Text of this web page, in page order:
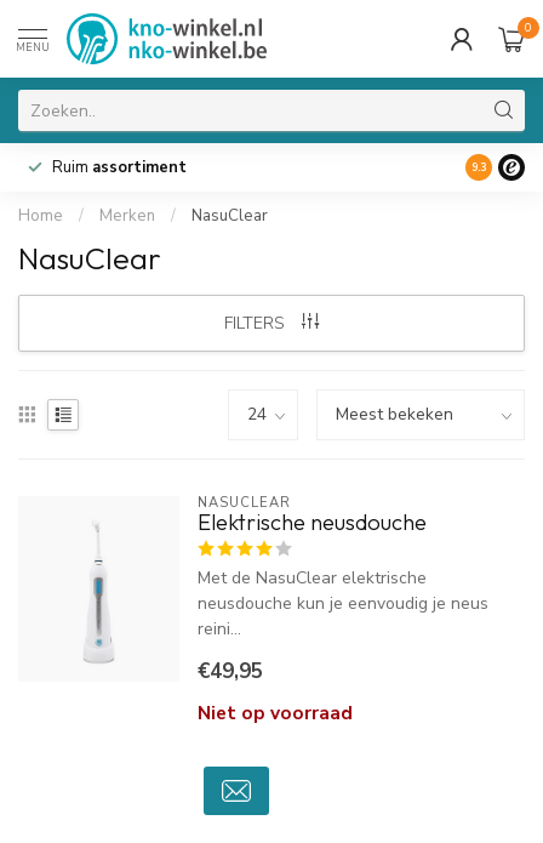
MENU
0
Ruim assortiment 9.3
Home / Merken / NasuClear
NasuClear
FILTERS
NASUCLEAR
Elektrische neusdouche
Met de NasuClear elektrische
neusdouche kun je eenvoudig je neus
reini...
€49,95
Niet op voorraad